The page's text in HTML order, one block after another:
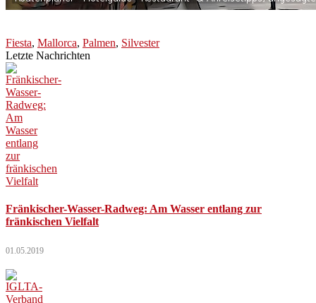
Fiesta, Mallorca, Palmen, Silvester
Letzte Nachrichten
Fränkischer-Wasser-Radweg: Am Wasser entlang zur
fränkischen Vielfalt
01.05.2019